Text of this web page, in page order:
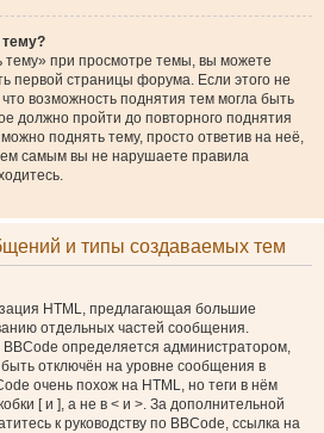
тему» при просмотре темы, вы можете
первой страницы форума. Если этого не
возможность поднятия тем могла быть
должно пройти до повторного поднятия
поднять тему, просто ответив на неё,
самым вы не нарушаете правила
и типы создаваемых тем
HTML, предлагающая большие
отдельных частей сообщения.
определяется администратором,
отключён на уровне сообщения в
очень похож на HTML, но теги в нём
[ и ], а не в < и >. За дополнительной
к руководству по BBCode, ссылка на